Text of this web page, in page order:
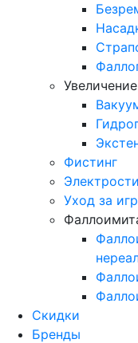
Фистинг
Уход за
Скидки
Бренды